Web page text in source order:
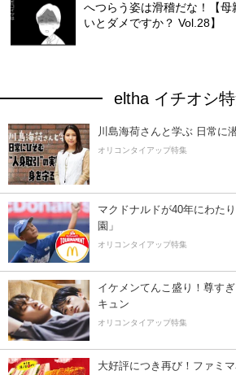
へつらう姿は滑稽だな！【
いとダメですか？ Vol.28】
eltha イチオシ
川島海荷さんと学ぶ 日常に
オリコンタイアップ特集
マクドナルドが40年にわた
園」
オリコンタイアップ特集
イケメンてんこ盛り！尊す
キュン
オリコンタイアップ特集
大好評につき再び！ファミ